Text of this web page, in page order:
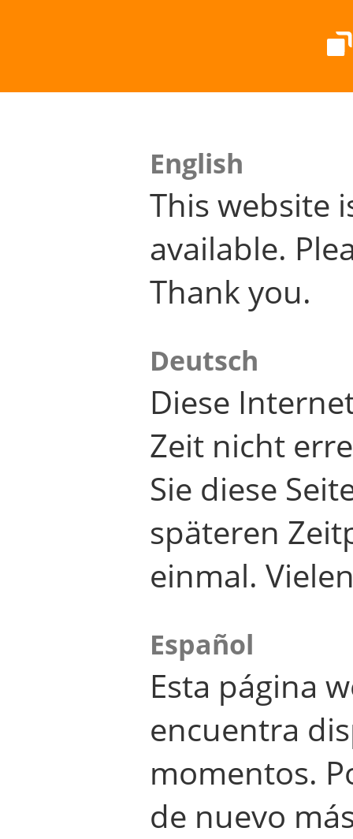
English
This website
available.
Thank you.
Deutsch
Diese
Zeit nicht
Sie diese
späteren
einmal.
Español
Esta página
encuentra
momentos.
de nuevo